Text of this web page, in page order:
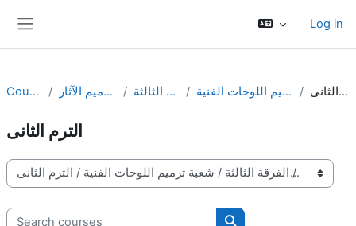
Log in
Courses معهد ترميم الآثار الفرقة الثالثة شعبة ترميم اللوحات الفنية الترم الثانى
الترم الثانى
Course categories
Search courses